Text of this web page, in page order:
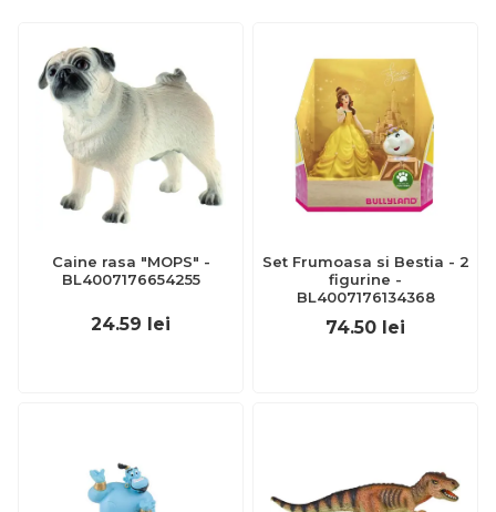
Caine rasa "MOPS" -
BL4007176654255
24.59 lei
Set Frumoasa si Bestia - 2
figurine -
BL4007176134368
74.50 lei